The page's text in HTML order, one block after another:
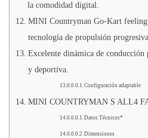
la comodidad digital.
MINI Countryman Go-Kart feeling
tecnología de propulsión
Excelente dinámica de
y deportiva.
Configuración adaptable
MINI COUNTRYMAN S ALL4
Datos Técnicos*
Dimensiones